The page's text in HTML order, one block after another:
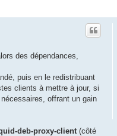
des dépendances,
puis en le redistribuant
clients à mettre à jour, si
offrant un gain
deb-proxy-client (côté